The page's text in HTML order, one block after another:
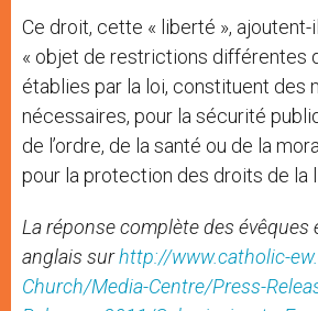
Ce droit, cette « liberté », ajoutent-
« objet de restrictions différentes
établies par la loi, constituent des
nécessaires, pour la sécurité
de l’ordre, de la santé ou de la
pour la protection des droits de la
La réponse complète des évêques
anglais surhttp://www.catholic-
Church/Media-Centre/Press-